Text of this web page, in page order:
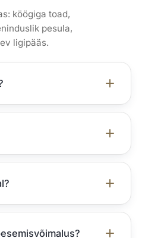
köögiga toad,
pesula,
ligipääs.